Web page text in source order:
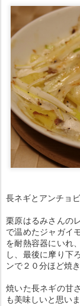
長ネギとアンチョ
栗原はるみさんの
で温めたジャガイ
を耐熱容器にいれ
し、最後に摩り下
ンで２０分ほど焼き
焼いた長ネギの甘
も美味しいと思いま